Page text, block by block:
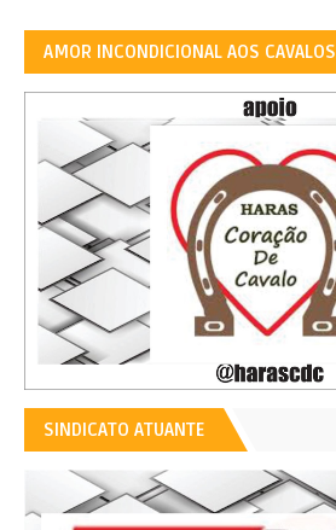
AMOR INCONDICIONAL AOS CAVALOS
SINDICATO ATUANTE